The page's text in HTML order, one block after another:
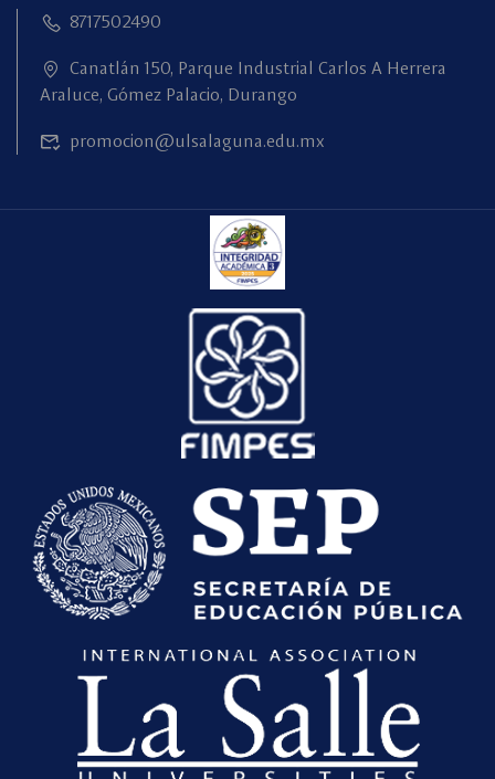
8717502490
Canatlán 150, Parque Industrial Carlos A Herrera
Araluce, Gómez Palacio, Durango
promocion@ulsalaguna.edu.mx